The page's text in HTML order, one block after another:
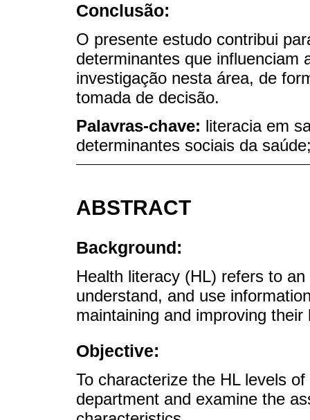
Conclusão:
O presente estudo contribui
determinantes que influenciam
investigação nesta área, de
tomada de decisão.
Palavras-chave: literacia em
determinantes sociais da
ABSTRACT
Background:
Health literacy (HL) refers to
understand, and use
maintaining and improving their
Objective:
To characterize the HL levels
department and examine the